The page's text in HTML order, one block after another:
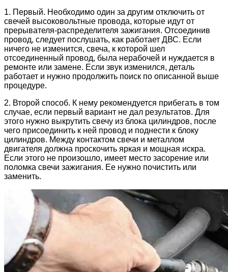
1. Первый. Необходимо один за другим отключить от
свечей высоковольтные провода, которые идут от
прерывателя-распределителя зажигания. Отсоединив
провод, следует послушать, как работает ДВС. Если
ничего не изменится, свеча, к которой шел
отсоединенный провод, была нерабочей и нуждается в
ремонте или замене. Если звук изменился, деталь
работает и нужно продолжить поиск по описанной выше
процедуре.
2. Второй способ. К нему рекомендуется прибегать в том
случае, если первый вариант не дал результатов. Для
этого нужно выкрутить свечу из блока цилиндров, после
чего присоединить к ней провод и поднести к блоку
цилиндров. Между контактом свечи и металлом
двигателя должна проскочить яркая и мощная искра.
Если этого не произошло, имеет место засорение или
поломка свечи зажигания. Ее нужно почистить или
заменить.